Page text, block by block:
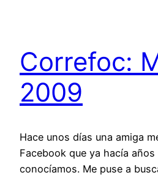
Correfoc:
2009
Hace unos días una amiga
Facebook que ya hacía años
conocíamos. Me puse a